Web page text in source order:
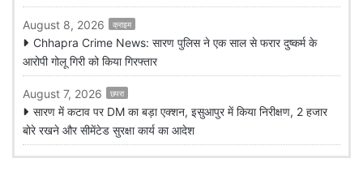
August 8, 2026 क्राइम
Chhapra Crime News: सारण पुलिस ने एक साल से फरार दुष्कर्म के
आरोपी गोलू गिरी को किया गिरफ्तार
August 7, 2026 छपरा
सारण में कटाव पर DM का बड़ा एक्शन, इसुआपुर में किया निरीक्षण, 2 हजार
बोरे रखने और सीमेंटेड सुरक्षा कार्य का आदेश